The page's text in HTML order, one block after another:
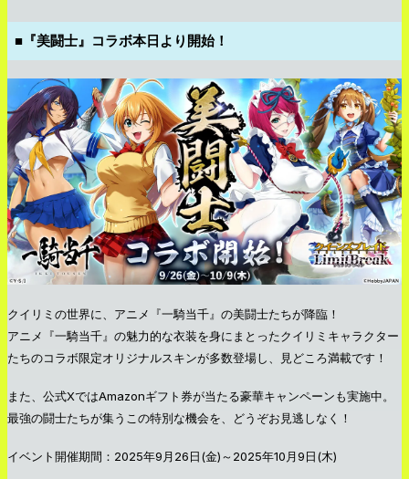
■『美闘士』コラボ本日より開始！
クイリミの世界に、アニメ『一騎当千』の美闘士たちが降臨！
アニメ『一騎当千』の魅力的な衣装を身にまとったクイリミキャラクター
たちのコラボ限定オリジナルスキンが多数登場し、見どころ満載です！
また、公式XではAmazonギフト券が当たる豪華キャンペーンも実施中。
最強の闘士たちが集うこの特別な機会を、どうぞお見逃しなく！
イベント開催期間：2025年9月26日(金)～2025年10月9日(木)